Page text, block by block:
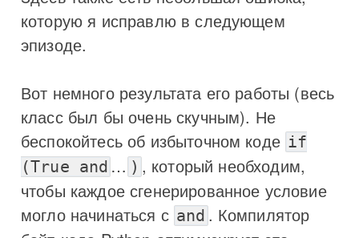
которую я исправлю в следующем
эпизоде.
Вот немного результата его работы (весь
класс был бы очень скучным). Не
беспокойтесь об избыточном коде if
(True and … ) , который необходим,
чтобы каждое сгенерированное условие
могло начинаться с and . Компилятор